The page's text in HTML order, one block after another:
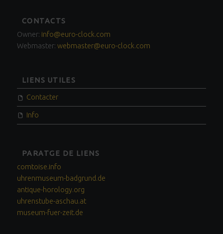
FOOTER
SIDEBAR
CONTACTS
Owner: info@euro-clock.com
Webmaster: webmaster@euro-clock.com
LIENS UTILES
Contacter
Info
PARATGE DE LIENS
comtoise.info
uhrenmuseum-badgrund.de
antique-horology.org
uhrenstube-aschau.at
museum-fuer-zeit.de